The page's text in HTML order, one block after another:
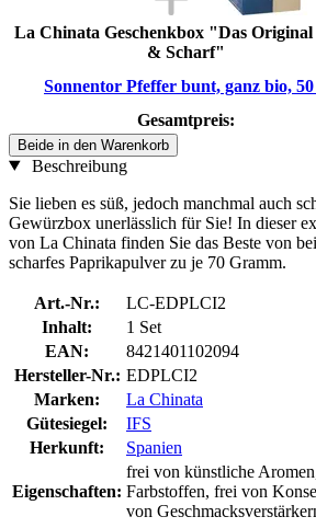
La Chinata Geschenkbox "Das Original
& Scharf"
Sonnentor Pfeffer bunt, ganz bio, 50
Gesamtpreis:
Beide in den Warenkorb
Beschreibung
Sie lieben es süß, jedoch manchmal auch
Gewürzbox unerlässlich für Sie! In dieser
von La Chinata finden Sie das Beste von
scharfes Paprikapulver zu je 70 Gramm.
Art.-Nr.:
LC-EDPLCI2
Inhalt:
1 Set
EAN:
8421401102094
Hersteller-Nr.: EDPLCI2
Marken:
La Chinata
Gütesiegel:
IFS
Herkunft:
Spanien
Eigenschaften:
frei von künstliche
Farbstoffen, frei von
von